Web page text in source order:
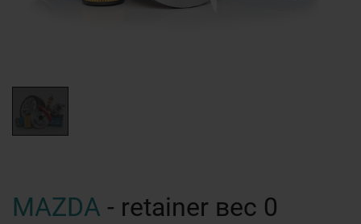
MAZDA - retainer вес 0